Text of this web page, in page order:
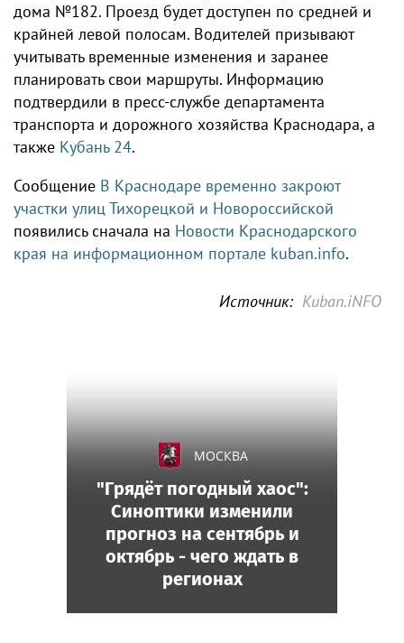
дома №182. Проезд будет доступен по средней и
крайней левой полосам. Водителей призывают
учитывать временные изменения и заранее
планировать свои маршруты. Информацию
подтвердили в пресс-службе департамента
транспорта и дорожного хозяйства Краснодара, а
также Кубань 24.
Сообщение В Краснодаре временно закроют
участки улиц Тихорецкой и Новороссийской
появились сначала на Новости Краснодарского
края на информационном портале kuban.info.
Источник: Kuban.iNFO
МОСКВА
"Грядёт погодный хаос":
Синоптики изменили
прогноз на сентябрь и
октябрь - чего ждать в
регионах